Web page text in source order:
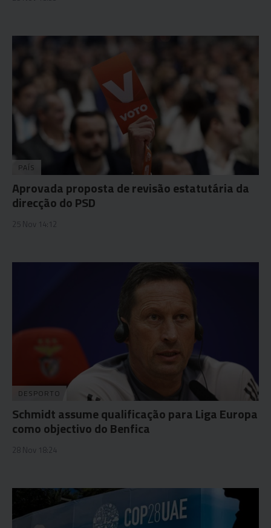
PAÍS
Aprovada proposta de revisão estatutária da
direcção do PSD
25 Nov 14:12
DESPORTO
Schmidt assume qualificação para Liga Europa
como objectivo do Benfica
28 Nov 18:24